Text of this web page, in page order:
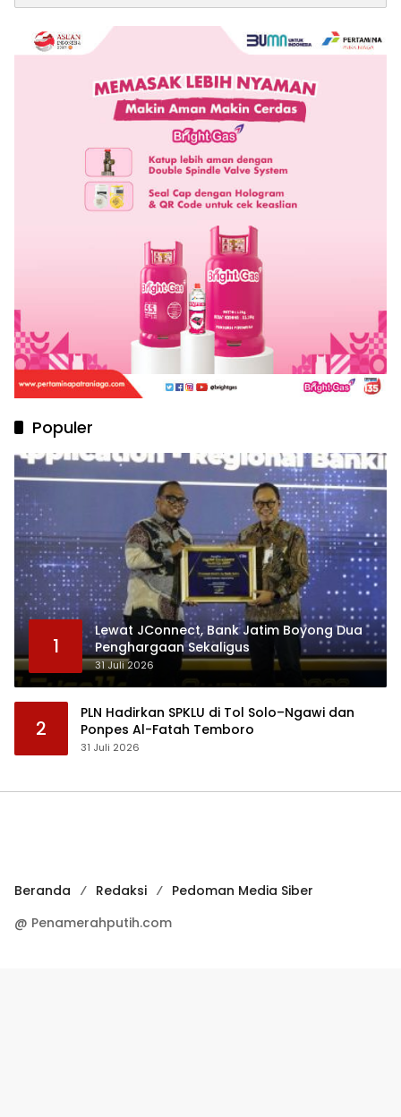
Populer
1
Lewat JConnect, Bank Jatim Boyong Dua
Penghargaan Sekaligus
31 Juli 2026
2
PLN Hadirkan SPKLU di Tol Solo–Ngawi dan
Ponpes Al-Fatah Temboro
31 Juli 2026
Beranda Redaksi
Pedoman Media Siber
@ Penamerahputih.com